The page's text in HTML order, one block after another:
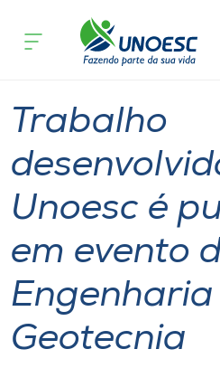
Cursos
Pesquisa
Atendimento ao Estudante
Portal de Ensino
Unoesc
acontece
Trabalho
Unoesc é
em evento
Engenharia
Geotecnia